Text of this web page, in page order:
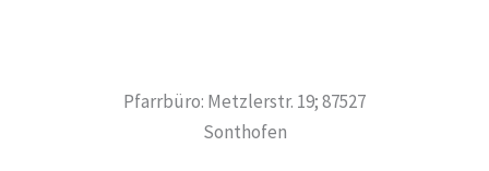
Pfarrbüro: Metzlerstr. 19; 87527
Sonthofen